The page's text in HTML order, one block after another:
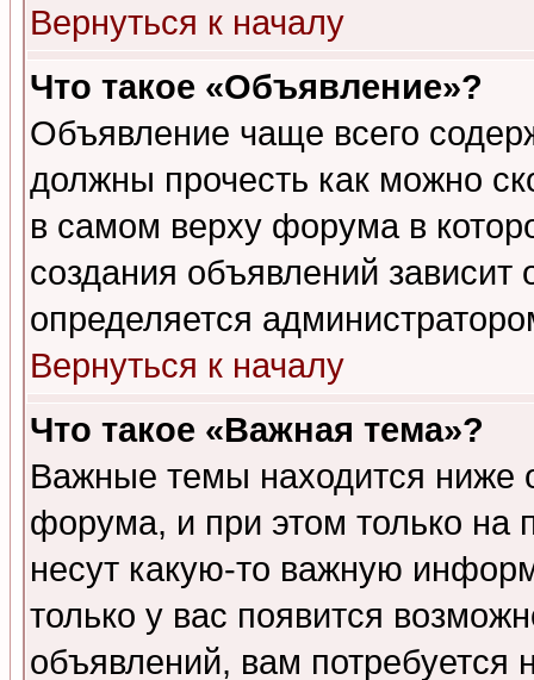
Вернуться к началу
Что такое «Объявление»?
Объявление чаще всего
должны прочесть как можно
в самом верху форума в
создания объявлений зависит
определяется
Вернуться к началу
Что такое «Важная тема»?
Важные темы находится ниже
форума, и при этом только на
несут какую-то важную
только у вас появится
объявлений, вам потребуется